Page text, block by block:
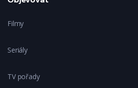
Filmy
Seriály
TV pořady